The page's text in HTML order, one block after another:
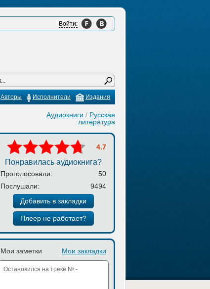
Войти:
Издания
Исполнители
Авторы
Аудиокниги / Русская
литература
4.7
Понравилась аудиокнига?
Проголосовали:
50
Послушали:
9494
Добавить в закладки
Плеер не работает?
Мои заметки Мои закладки